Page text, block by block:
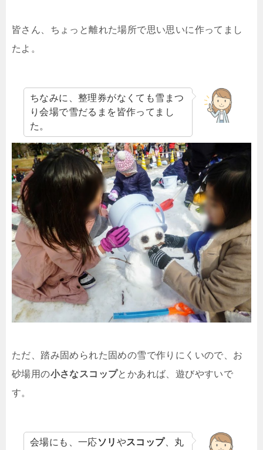
皆さん、ちょっと離れた場所で思い思いに作ってまし
たよ。
ちなみに、整理券がなくても雪まつ
り会場で雪だるまを皆作ってまし
た。
ただ、踏み固められた固めの雪で作りにくいので、お
砂場用の小さなスコップとかあれば、遊びやすいで
す。
会場にも、一応ソリ やスコップ、丸